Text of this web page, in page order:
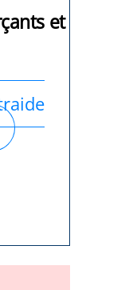
et